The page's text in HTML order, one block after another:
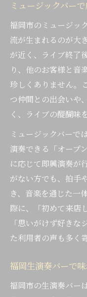
験
音楽とお酒を
バーで音
ライブバー
生演奏バ
ミュージ
バーイベン
ミュージックバー
福岡市のミュージッ
流が生まれるのが大
が近く、ライブ終了
り、他のお客様と音
珍しくありません。
つ仲間との出会いや
く、ライブの醍醐味
ミュージックバーで
演奏できる「オープ
に応じて即興演奏が
がない方でも、拍手
き、音楽を通じた一
際に、「初めて来店
「思いがけず好き
た利用者の声も多く
福岡生演奏バーで
福岡市の生演奏バー